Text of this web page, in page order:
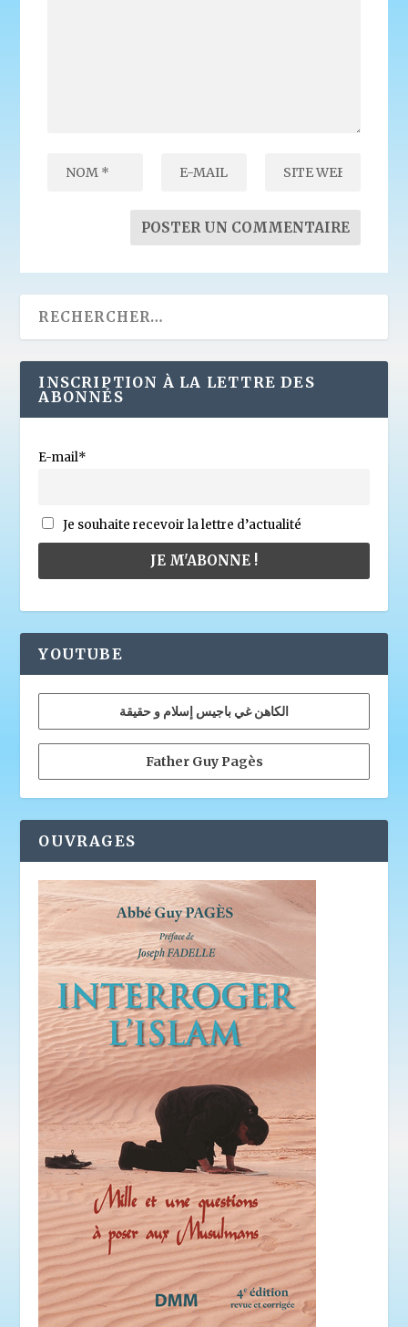
INSCRIPTION À LA LETTRE DES
ABONNÉS
E-mail*
Je souhaite recevoir la lettre d’actualité
YOUTUBE
الكاهن غي باجيس إسلام و حقيقة
Father Guy Pagès
OUVRAGES